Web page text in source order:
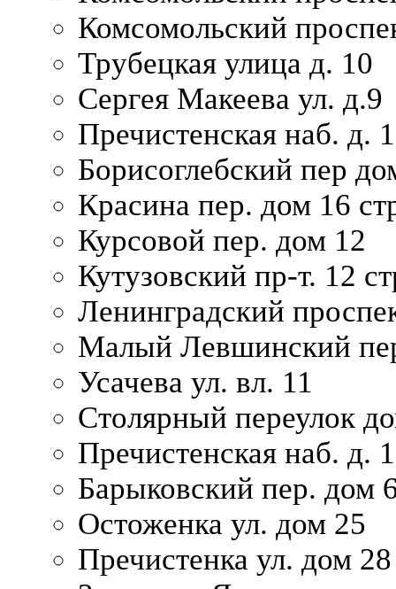
Комсомольский
Трубецкая улица д. 10
Сергея Макеева ул. д.9
Пречистенская наб. д.
Борисоглебский пер
Красина пер. дом 16
Курсовой пер. дом 12
Кутузовский пр-т. 12
Ленинградский
Малый Левшинский
Усачева ул. вл. 11
Столярный переулок
Пречистенская наб. д.
Барыковский пер. дом
Остоженка ул. дом 25
Пречистенка ул. дом 28